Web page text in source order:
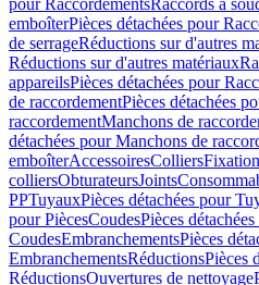
pour RaccordementsRaccords à
emboîterPièces détachées pour
de serrageRéductions sur d'autres
Réductions sur d'autres matériaux
appareilsPièces détachées pour
de raccordementPièces détachées
raccordementManchons de
détachées pour Manchons de
emboîterAccessoiresColliers
colliersObturateursJoints
PPTuyauxPièces détachées pour
pour PiècesCoudesPièces
CoudesEmbranchementsPièces
EmbranchementsRéductionsPièces
RéductionsOuvertures de nettoyage